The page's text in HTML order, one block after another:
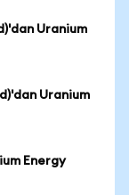
Uranium
Uranium
Energy